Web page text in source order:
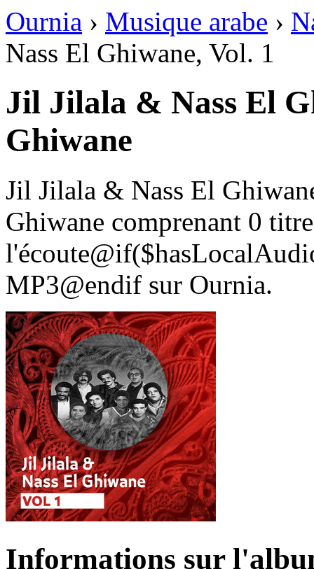
Ournia › Musique arabe ›
Nass El Ghiwane, Vol. 1
Jil Jilala & Nass El
Ghiwane
Jil Jilala & Nass El
Ghiwane comprenant 0
MP3@endif sur Ournia.
Informations sur